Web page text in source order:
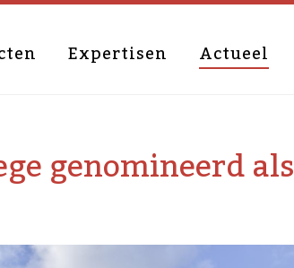
Expertisen Actueel
genomineerd als